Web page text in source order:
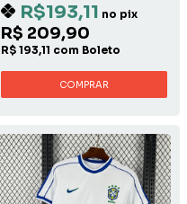
R$193,11 no pix
R$ 209,90
R$ 193,11 com Boleto
COMPRAR